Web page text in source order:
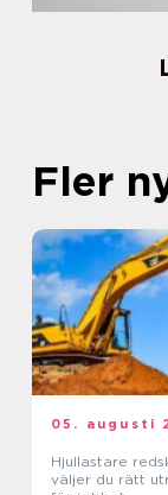
Fler
05. augusti
Hjullastare
väljer du rätt